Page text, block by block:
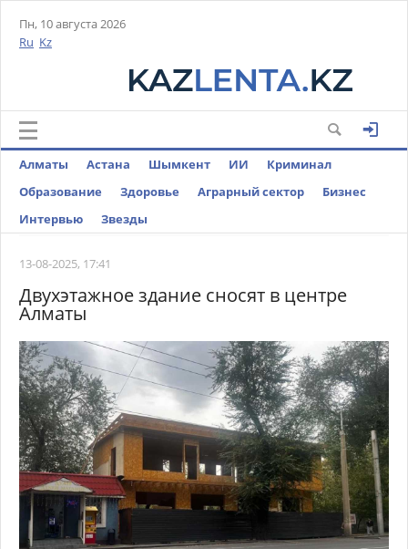
Пн, 10 августа 2026
Ru Kz
Алматы Астана Шымкент ИИ
Криминал
Образование
Здоровье Аграрный сектор
Бизнес
Интервью
Звезды
13-08-2025, 17:41
Двухэтажное здание сносят в центре
Алматы